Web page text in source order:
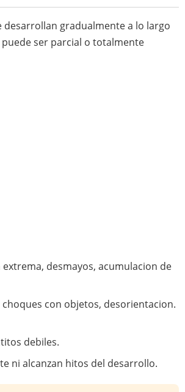
gradualmente a lo largo
ser parcial o totalmente
desmayos, acumulacion de
con objetos, desorientacion.
debiles.
ni alcanzan hitos del desarrollo.